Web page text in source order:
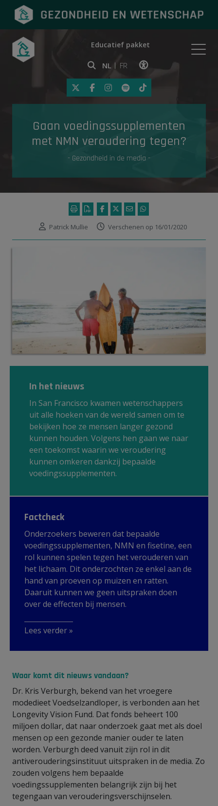
Onderwerpen
Gezondheid in de media
Educatief pakket
NL FR
Klik op deze link om
Gaan voedingssupplementen
met NMN veroudering tegen?
- Gezondheid in de media -
Patrick Mullie Verschenen op 16/01/2020
In het nieuws
In San Francisco kwamen wetenschappers
uit alle hoeken van de wereld samen om te
bekijken hoe ze mensen langer gezond
kunnen houden. Volgens hen gaan we naar
een toekomst waarin we veroudering
kunnen omkeren dankzij bepaalde
voedingssupplementen.
Factcheck
Onderzoekers beweren dat bepaalde
voedingssupplementen, NMN en fisetine, een
rol kunnen spelen tegen het verouderen van
het lichaam. Dit onderzochten ze enkel aan de
hand van proeven op muizen en ratten.
Daaruit kunnen we geen uitspraken doen
over de effecten bij mensen.
Lees verder »
Waar komt dit nieuws vandaan?
Dr. Kris Verburgh, bekend van het vroegere
modedieet Voedselzandloper, is verbonden aan het
Longevity Vision Fund. Dat fonds beheert 100
miljoen dollar, dat naar onderzoek gaat met als doel
mensen op een gezonde manier ouder te laten
worden. Verburgh deed vanuit zijn rol in dit
antiverouderingsinstituut uitspraken in de media. Zo
zouden volgens hem bepaalde
voedingssupplementen belangrijk zijn bij het
tegengaan van verouderingsverschijnselen.